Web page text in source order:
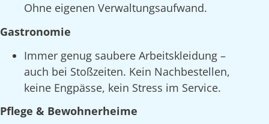
Ohne eigenen Verwaltungsaufwand.
Gastronomie
Immer genug saubere Arbeitskleidung –
auch bei Stoßzeiten. Kein Nachbestellen,
keine Engpässe, kein Stress im Service.
Pflege & Bewohnerheime